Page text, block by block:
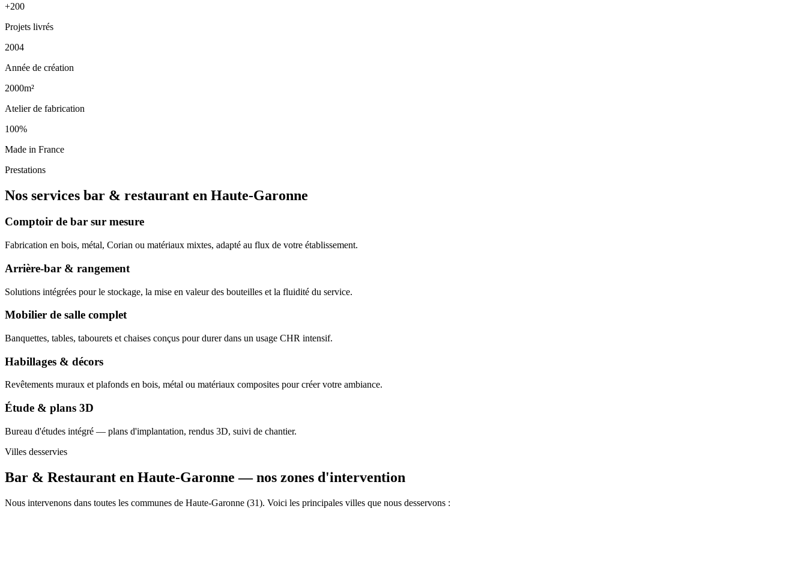
+200
Projets livrés
2004
Année de création
2000m²
Atelier de fabrication
100%
Made in France
Prestations
Nos services bar & restaurant en Haute-Garonne
Comptoir de bar sur mesure
Fabrication en bois, métal, Corian ou matériaux mixtes, adapté au flux de votre établissement.
Arrière-bar & rangement
Solutions intégrées pour le stockage, la mise en valeur des bouteilles et la fluidité du service.
Mobilier de salle complet
Banquettes, tables, tabourets et chaises conçus pour durer dans un usage CHR intensif.
Habillages & décors
Revêtements muraux et plafonds en bois, métal ou matériaux composites pour créer votre ambiance.
Étude & plans 3D
Bureau d'études intégré — plans d'implantation, rendus 3D, suivi de chantier.
Villes desservies
Bar & Restaurant en Haute-Garonne —nos zones d'intervention
Nous intervenons dans toutes les communes de Haute-Garonne (31). Voici les principales villes que nous desservons :